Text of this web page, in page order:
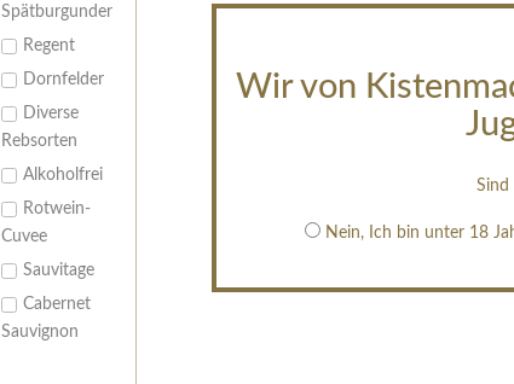
Wir von
Sind
Nein, Ich bin unter 18
Spätburgunder
Regent
Dornfelder
Diverse
Rebsorten
Alkoholfrei
Rotwein-
Cuvee
Sauvitage
Cabernet
Sauvignon